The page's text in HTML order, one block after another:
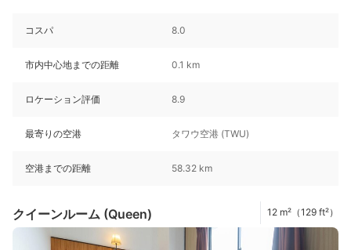
コスパ 8.0
市内中心地までの距離 0.1 km
ロケーション評価 8.9
最寄りの空港 タワウ空港 (TWU)
空港までの距離 58.32 km
クイーンルーム (Queen) 12 m²（129 ft²）